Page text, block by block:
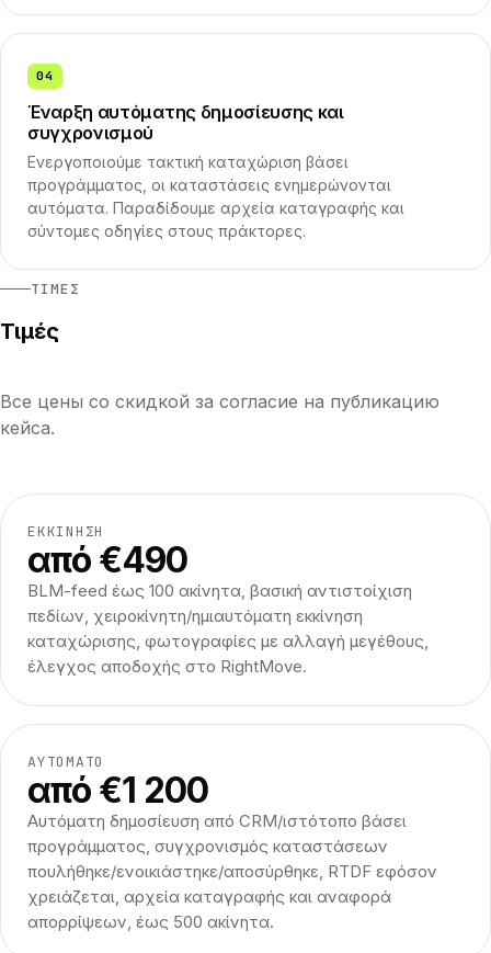
04
Έναρξη αυτόματης δημοσίευσης και
συγχρονισμού
Ενεργοποιούμε τακτική καταχώριση βάσει
προγράμματος, οι καταστάσεις ενημερώνονται
αυτόματα. Παραδίδουμε αρχεία καταγραφής και
σύντομες οδηγίες στους πράκτορες.
ΤΙΜΈΣ
Τιμές
Все цены со скидкой за согласие на публикацию
кейса.
ΕΚΚΊΝΗΣΗ
από €490
BLM-feed έως 100 ακίνητα, βασική αντιστοίχιση
πεδίων, χειροκίνητη/ημιαυτόματη εκκίνηση
καταχώρισης, φωτογραφίες με αλλαγή μεγέθους,
έλεγχος αποδοχής στο RightMove.
ΑΥΤΌΜΑΤΟ
από €1 200
Αυτόματη δημοσίευση από CRM/ιστότοπο βάσει
προγράμματος, συγχρονισμός καταστάσεων
πουλήθηκε/ενοικιάστηκε/αποσύρθηκε, RTDF εφόσον
χρειάζεται, αρχεία καταγραφής και αναφορά
απορρίψεων, έως 500 ακίνητα.